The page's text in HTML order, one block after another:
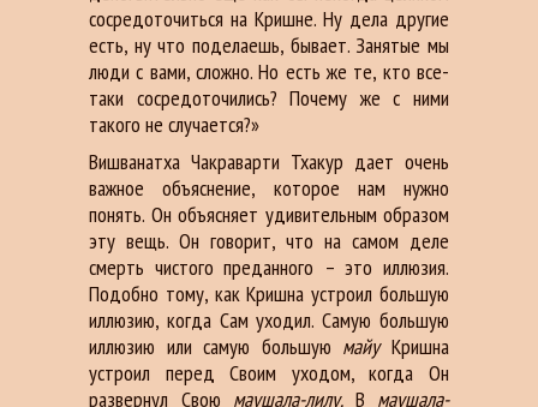
сосредоточиться на Кришне. Ну дела другие
есть, ну что поделаешь, бывает. Занятые мы
люди с вами, сложно. Но есть же те, кто все-
таки сосредоточились? Почему же с ними
такого не случается?»
Вишванатха Чакраварти Тхакур дает очень
важное объяснение, которое нам нужно
понять. Он объясняет удивительным образом
эту вещь. Он говорит, что на самом деле
смерть чистого преданного – это иллюзия.
Подобно тому, как Кришна устроил большую
иллюзию, когда Сам уходил. Самую большую
иллюзию или самую большую майуКришна
устроил перед Своим уходом, когда Он
развернул Свою маушала-лилу. В маушала-